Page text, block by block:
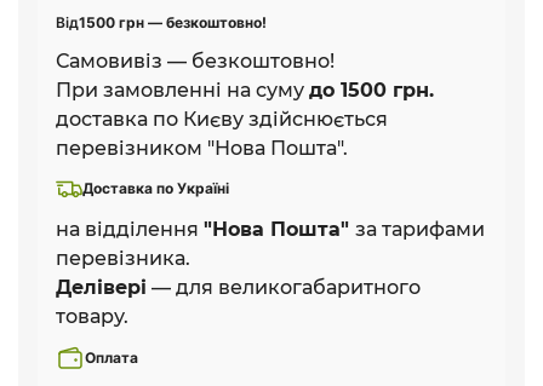
Від1500 грн — безкоштовно!
Самовивіз — безкоштовно!
При замовленні на суму до 1500 грн.
доставка по Києву здійснюється
перевізником "Нова Пошта".
Доставка по Україні
на відділення "Нова Пошта" за тарифами
перевізника.
Делівері — для великогабаритного
товару.
Оплата